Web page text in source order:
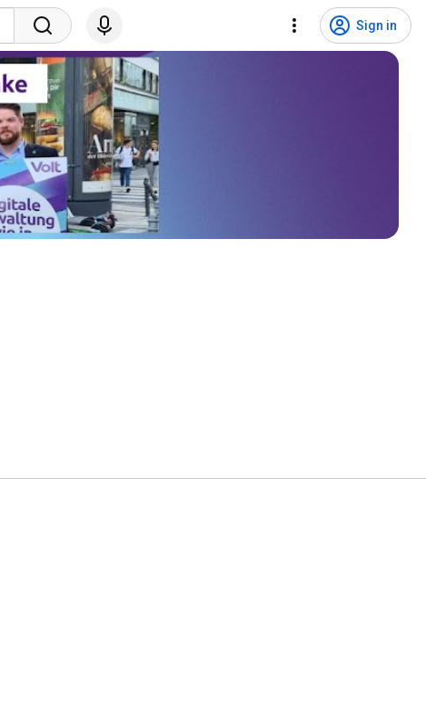
Sign in